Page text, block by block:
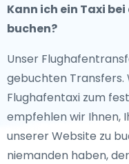
Kann ich ein Taxi
buchen?
Unser
gebuchten Transfers.
Flughafentaxi zum
empfehlen wir Ihnen,
unserer Website zu
niemanden haben,